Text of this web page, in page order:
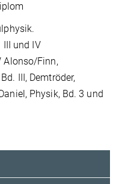
III und IV
Alonso/Finn,
III, Demtröder,
Physik, Bd. 3 und